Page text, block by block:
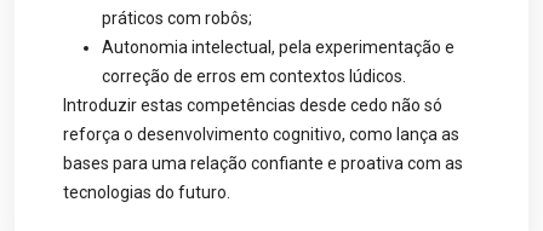
práticos com robôs;
Autonomia intelectual, pela experimentação e
correção de erros em contextos lúdicos.
Introduzir estas competências desde cedo não só
reforça o desenvolvimento cognitivo, como lança as
bases para uma relação confiante e proativa com as
tecnologias do futuro.